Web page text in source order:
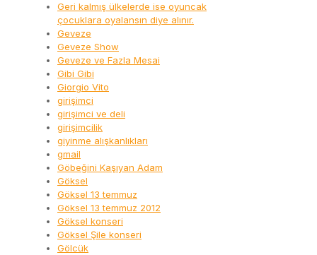
Geri kalmış ülkelerde ise oyuncak
çocuklara oyalansın diye alınır.
Geveze
Geveze Show
Geveze ve Fazla Mesai
Gibi Gibi
Giorgio Vito
girişimci
girişimci ve deli
girişimcilik
giyinme alışkanlıkları
gmail
Göbeğini Kaşıyan Adam
Göksel
Göksel 13 temmuz
Göksel 13 temmuz 2012
Göksel konseri
Göksel Şile konseri
Gölcük